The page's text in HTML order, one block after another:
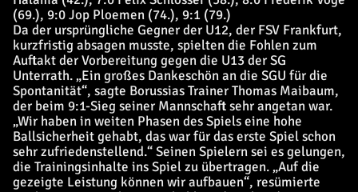
(69.), 9:0 Jop Ploemen (74.), 9:1 (79.)
Da der ursprüngliche Gegner der U12, der FSV Frankfurt,
kurzfristig absagen musste, spielten die Fohlen zum
Auftakt der Vorbereitung gegen die U13 der SG
Unterrath. „Ein großes Dankeschön an die SGU für die
Spontanität“, sagte Borussias Trainer Thomas Maibaum,
der beim 9:1-Sieg seiner Mannschaft sehr angetan war.
„Wir haben in weiten Phasen des Spiels eine hohe
Ballsicherheit gehabt, das war für das erste Spiel schon
sehr zufriedenstellend.“ Seinen Spielern sei es gelungen,
die Trainingsinhalte ins Spiel zu übertragen. „Auf die
gezeigte Leistung können wir aufbauen“, resümierte